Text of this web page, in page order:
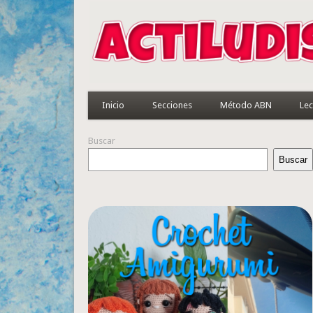
Inicio Secciones Método ABN
Buscar
Buscar